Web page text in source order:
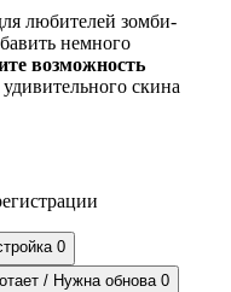
любителей зомби-
немного
возможность
скина
0
/ Нужна обнова 0